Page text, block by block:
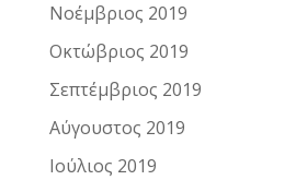
Νοέμβριος 2019
Οκτώβριος 2019
Σεπτέμβριος 2019
Αύγουστος 2019
Ιούλιος 2019